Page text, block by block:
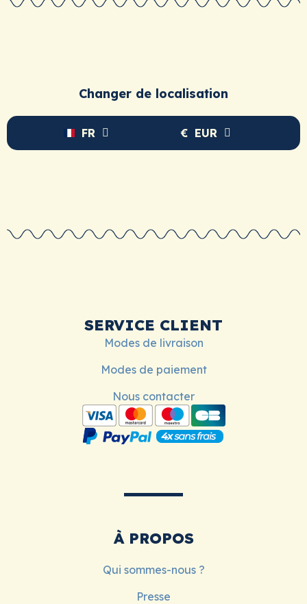
Changer de localisation
FR € EUR
SERVICE CLIENT
Modes de livraison
Modes de paiement
Nous contacter
À PROPOS
Qui sommes-nous ?
Presse